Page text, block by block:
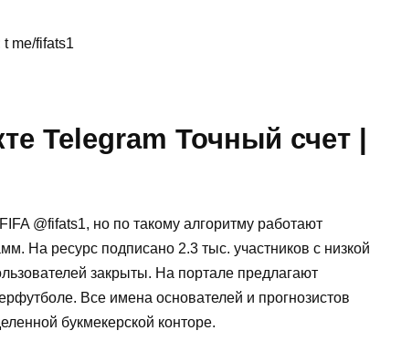
t me/fifats1
Telegram Точный счет |
@fifats1, но по такому алгоритму работают
На ресурс подписано 2.3 тыс. участников с низкой
закрыты. На портале предлагают
Все имена основателей и прогнозистов
букмекерской конторе.